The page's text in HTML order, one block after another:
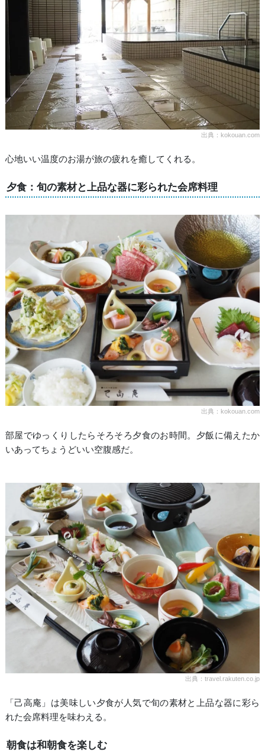
出典：kokouan.com
心地いい温度のお湯が旅の疲れを癒してくれる。
夕食：旬の素材と上品な器に彩られた会席料理
出典：kokouan.com
部屋でゆっくりしたらそろそろ夕食のお時間。夕飯に備えたか
いあってちょうどいい空腹感だ。
出典：travel.rakuten.co.jp
「己高庵」は美味しい夕食が人気で旬の素材と上品な器に彩ら
れた会席料理を味わえる。
朝食は和朝食を楽しむ